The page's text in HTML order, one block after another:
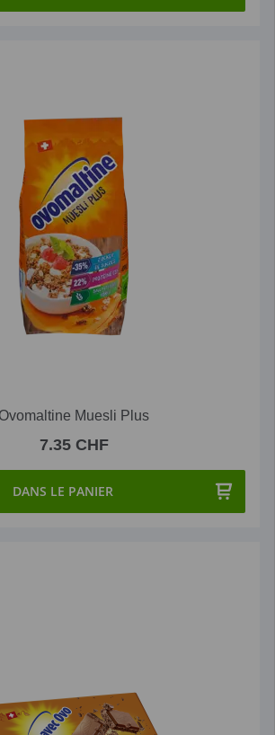
Ovomaltine Muesli Plus
7.35 CHF
DANS LE PANIER